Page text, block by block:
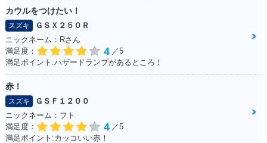
カウルをつけたい！
スズキ
ＧＳＸ２５０Ｒ
ニックネーム：Rさん
満足度：
4 ／5
満足ポイント:ハザードランプがあるところ！
赤！
スズキ
ＧＳＦ１２００
ニックネーム：フト
満足度：
4 ／5
満足ポイント:カッコいい赤！